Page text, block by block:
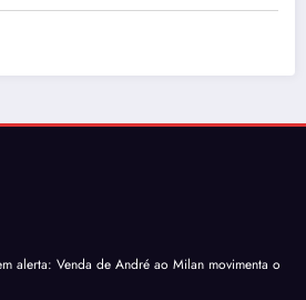
alerta: Venda de André ao Milan movimenta o